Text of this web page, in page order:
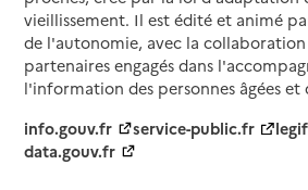
vieillissement. Il est édité et animé
de l'autonomie, avec la
partenaires engagés dans
l'information des personnes âgées et
info.gouv.fr
service-public.fr
data.gouv.fr